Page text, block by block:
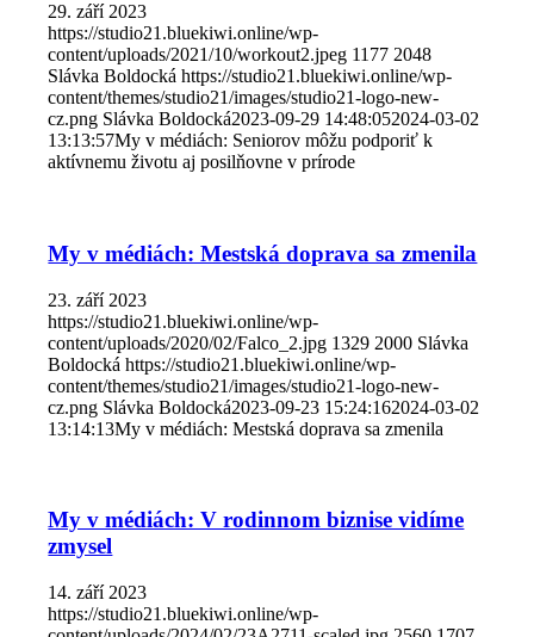
29. září 2023
https://studio21.bluekiwi.online/wp-
content/uploads/2021/10/workout2.jpeg 1177 2048
Slávka Boldocká https://studio21.bluekiwi.online/wp-
content/themes/studio21/images/studio21-logo-new-
cz.png Slávka Boldocká2023-09-29 14:48:052024-03-02
13:13:57My v médiách: Seniorov môžu podporiť k
aktívnemu životu aj posilňovne v prírode
My v médiách: Mestská doprava sa zmenila
23. září 2023
https://studio21.bluekiwi.online/wp-
content/uploads/2020/02/Falco_2.jpg 1329 2000 Slávka
Boldocká https://studio21.bluekiwi.online/wp-
content/themes/studio21/images/studio21-logo-new-
cz.png Slávka Boldocká2023-09-23 15:24:162024-03-02
13:14:13My v médiách: Mestská doprava sa zmenila
My v médiách: V rodinnom biznise vidíme
zmysel
14. září 2023
https://studio21.bluekiwi.online/wp-